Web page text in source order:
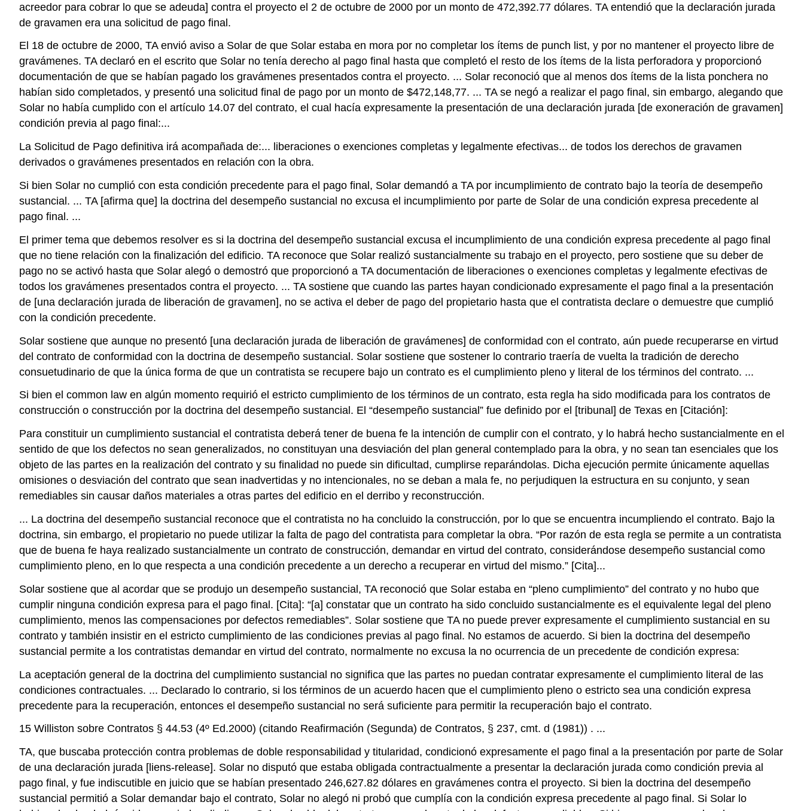
Contratos;
No
Renuncia
PREGUNTAS
DE
CASOS
defensa
CASOS
acreedor para cobrar lo que se adeuda] contra el proyecto el 2 de octubre de 2000 por un monto de 472,392.77 dólares. TA entendió que la declaración jurada
de gravamen era una solicitud de pago final.
El 18 de octubre de 2000, TA envió aviso a Solar de que Solar estaba en mora por no completar los ítems de punch list, y por no mantener el proyecto libre de
gravámenes. TA declaró en el escrito que Solar no tenía derecho al pago final hasta que completó el resto de los ítems de la lista perforadora y proporcionó
documentación de que se habían pagado los gravámenes presentados contra el proyecto. ... Solar reconoció que al menos dos ítems de la lista ponchera no
habían sido completados, y presentó una solicitud final de pago por un monto de $472,148,77. ... TA se negó a realizar el pago final, sin embargo, alegando que
Solar no había cumplido con el artículo 14.07 del contrato, el cual hacía expresamente la presentación de una declaración jurada [de exoneración de gravamen]
condición previa al pago final:...
La Solicitud de Pago definitiva irá acompañada de:... liberaciones o exenciones completas y legalmente efectivas... de todos los derechos de gravamen
derivados o gravámenes presentados en relación con la obra.
Si bien Solar no cumplió con esta condición precedente para el pago final, Solar demandó a TA por incumplimiento de contrato bajo la teoría de desempeño
sustancial. ... TA [afirma que] la doctrina del desempeño sustancial no excusa el incumplimiento por parte de Solar de una condición expresa precedente al
pago final. ...
El primer tema que debemos resolver es si la doctrina del desempeño sustancial excusa el incumplimiento de una condición expresa precedente al pago final
que no tiene relación con la finalización del edificio. TA reconoce que Solar realizó sustancialmente su trabajo en el proyecto, pero sostiene que su deber de
pago no se activó hasta que Solar alegó o demostró que proporcionó a TA documentación de liberaciones o exenciones completas y legalmente efectivas de
todos los gravámenes presentados contra el proyecto. ... TA sostiene que cuando las partes hayan condicionado expresamente el pago final a la presentación
de [una declaración jurada de liberación de gravamen], no se activa el deber de pago del propietario hasta que el contratista declare o demuestre que cumplió
con la condición precedente.
Solar sostiene que aunque no presentó [una declaración jurada de liberación de gravámenes] de conformidad con el contrato, aún puede recuperarse en virtud
del contrato de conformidad con la doctrina de desempeño sustancial. Solar sostiene que sostener lo contrario traería de vuelta la tradición de derecho
consuetudinario de que la única forma de que un contratista se recupere bajo un contrato es el cumplimiento pleno y literal de los términos del contrato. ...
Si bien el common law en algún momento requirió el estricto cumplimiento de los términos de un contrato, esta regla ha sido modificada para los contratos de
construcción o construcción por la doctrina del desempeño sustancial. El “desempeño sustancial” fue definido por el [tribunal] de Texas en [Citación]:
Para constituir un cumplimiento sustancial el contratista deberá tener de buena fe la intención de cumplir con el contrato, y lo habrá hecho sustancialmente en el
sentido de que los defectos no sean generalizados, no constituyan una desviación del plan general contemplado para la obra, y no sean tan esenciales que los
objeto de las partes en la realización del contrato y su finalidad no puede sin dificultad, cumplirse reparándolas. Dicha ejecución permite únicamente aquellas
omisiones o desviación del contrato que sean inadvertidas y no intencionales, no se deban a mala fe, no perjudiquen la estructura en su conjunto, y sean
remediables sin causar daños materiales a otras partes del edificio en el derribo y reconstrucción.
... La doctrina del desempeño sustancial reconoce que el contratista no ha concluido la construcción, por lo que se encuentra incumpliendo el contrato. Bajo la
doctrina, sin embargo, el propietario no puede utilizar la falta de pago del contratista para completar la obra. “Por razón de esta regla se permite a un contratista
que de buena fe haya realizado sustancialmente un contrato de construcción, demandar en virtud del contrato, considerándose desempeño sustancial como
cumplimiento pleno, en lo que respecta a una condición precedente a un derecho a recuperar en virtud del mismo.” [Cita]...
Solar sostiene que al acordar que se produjo un desempeño sustancial, TA reconoció que Solar estaba en “pleno cumplimiento” del contrato y no hubo que
cumplir ninguna condición expresa para el pago final. [Cita]: “[a] constatar que un contrato ha sido concluido sustancialmente es el equivalente legal del pleno
cumplimiento, menos las compensaciones por defectos remediables”. Solar sostiene que TA no puede prever expresamente el cumplimiento sustancial en su
contrato y también insistir en el estricto cumplimiento de las condiciones previas al pago final. No estamos de acuerdo. Si bien la doctrina del desempeño
sustancial permite a los contratistas demandar en virtud del contrato, normalmente no excusa la no ocurrencia de un precedente de condición expresa:
La aceptación general de la doctrina del cumplimiento sustancial no significa que las partes no puedan contratar expresamente el cumplimiento literal de las
condiciones contractuales. ... Declarado lo contrario, si los términos de un acuerdo hacen que el cumplimiento pleno o estricto sea una condición expresa
precedente para la recuperación, entonces el desempeño sustancial no será suficiente para permitir la recuperación bajo el contrato.
15 Williston sobre Contratos § 44.53 (4º Ed.2000) (citando Reafirmación (Segunda) de Contratos, § 237, cmt. d (1981)) . ...
TA, que buscaba protección contra problemas de doble responsabilidad y titularidad, condicionó expresamente el pago final a la presentación por parte de Solar
de una declaración jurada [liens-release]. Solar no disputó que estaba obligada contractualmente a presentar la declaración jurada como condición previa al
pago final, y fue indiscutible en juicio que se habían presentado 246,627.82 dólares en gravámenes contra el proyecto. Si bien la doctrina del desempeño
sustancial permitió a Solar demandar bajo el contrato, Solar no alegó ni probó que cumplía con la condición expresa precedente al pago final. Si Solar lo